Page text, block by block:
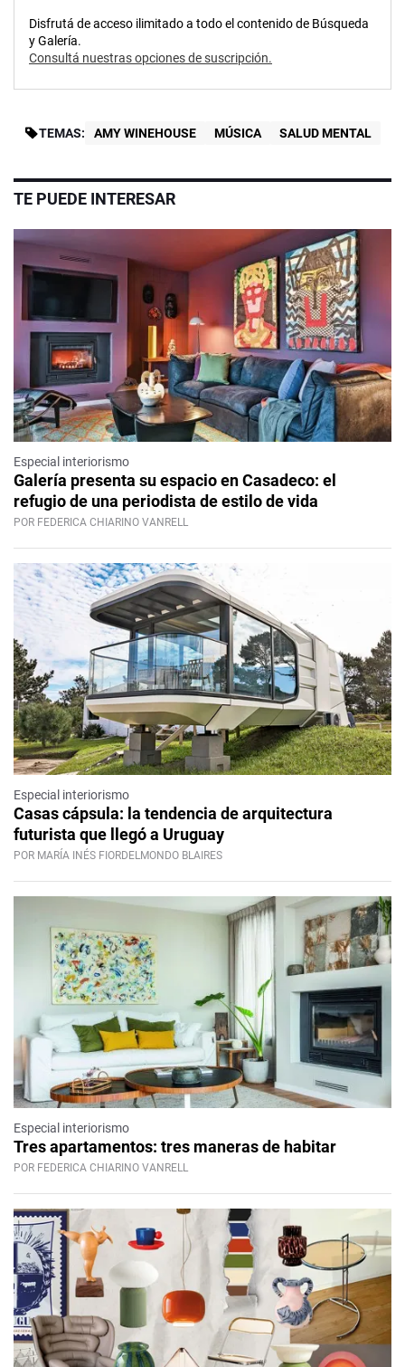
Disfrutá de acceso ilimitado a todo el contenido de Búsqueda
y Galería.
Consultá nuestras opciones de suscripción.
TEMAS: AMY WINEHOUSE MÚSICA SALUD MENTAL
TE PUEDE INTERESAR
Especial interiorismo
Galería presenta su espacio en Casadeco: el
refugio de una periodista de estilo de vida
POR FEDERICA CHIARINO VANRELL
Especial interiorismo
Casas cápsula: la tendencia de arquitectura
futurista que llegó a Uruguay
POR MARÍA INÉS FIORDELMONDO BLAIRES
Especial interiorismo
Tres apartamentos: tres maneras de habitar
POR FEDERICA CHIARINO VANRELL